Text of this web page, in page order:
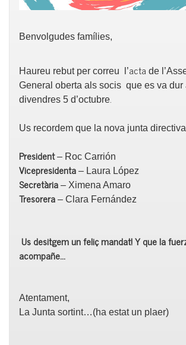
Benvolgudes famílies,
Haureu rebut per correu l’acta de
General oberta als socis que es va dur
divendres 5 d’octubre.
Us recordem que la nova junta
President– Roc Carrión
Vicepresidenta – Laura López
Secretària – Ximena Amaro
Tresorera – Clara Fernández
Us desitgem un feliç mandat! Y que la
acompañe…
Atentament,
La Junta sortint…(ha estat un plaer)